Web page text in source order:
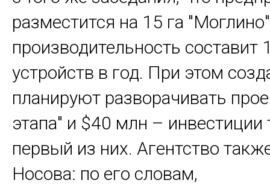
разместится на 15 га
производительность составит
устройств в год. При этом
планируют разворачивать
этапа" и $40 млн – инвестиции
первый из них. Агентство
Носова: по его словам,